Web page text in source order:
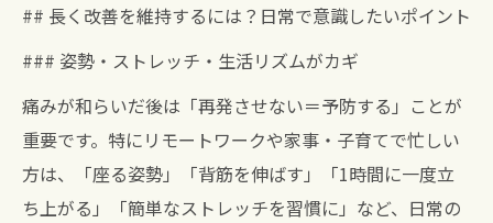
## 長く改善を維持するには？日常で意識したいポイント
### 姿勢・ストレッチ・生活リズムがカギ
痛みが和らいだ後は「再発させない＝予防する」ことが
重要です。特にリモートワークや家事・子育てで忙しい
方は、「座る姿勢」「背筋を伸ばす」「1時間に一度立
ち上がる」「簡単なストレッチを習慣に」など、日常の